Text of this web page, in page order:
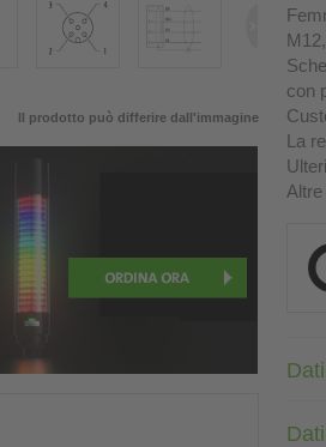
Il prodotto può differire dall'immagine
con
La